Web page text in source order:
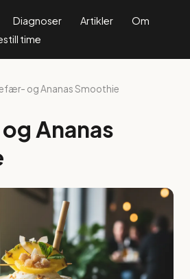
Diagnoser Artikler
Om
time
og Ananas Smoothie
Ananas